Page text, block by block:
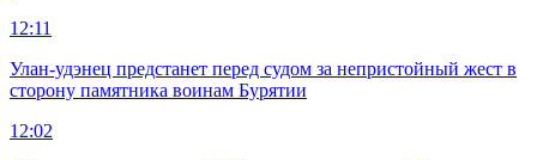
12:11
Улан-удэнец предстанет перед судом за непристойный жест в
сторону памятника воинам Бурятии
12:02